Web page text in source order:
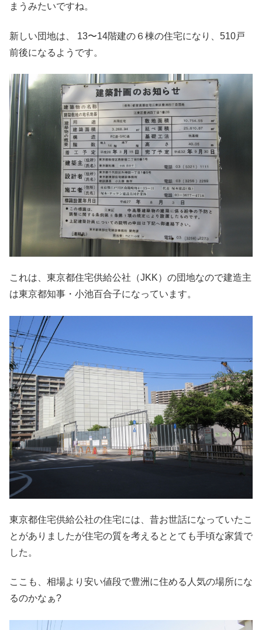
まうみたいですね。
新しい団地は、 13〜14階建の６棟の住宅になり、510戸
前後になるようです。
これは、東京都住宅供給公社（JKK）の団地なので建造主
は東京都知事・小池百合子になっています。
東京都住宅供給公社の住宅には、昔お世話になっていたこ
とがありましたが住宅の質を考えるととても手頃な家賃で
した。
ここも、相場より安い値段で豊洲に住める人気の場所にな
るのかなぁ?